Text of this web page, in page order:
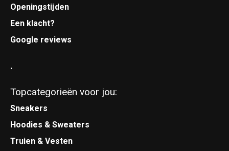
Openingstijden
Een klacht?
Google reviews
.
Topcategorieën voor jou:
Sneakers
Hoodies & Sweaters
Truien & Vesten